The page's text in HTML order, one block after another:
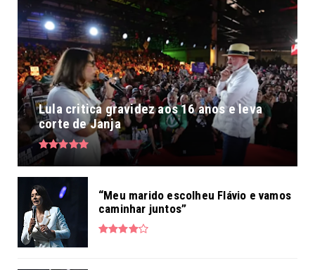
Lula critica gravidez aos 16 anos e leva
corte de Janja
“Meu marido escolheu Flávio e vamos
caminhar juntos”